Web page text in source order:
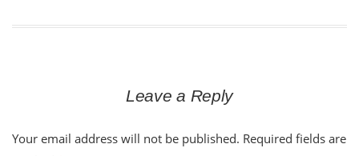
Leave a Reply
Your email address will not be published. Required fields are